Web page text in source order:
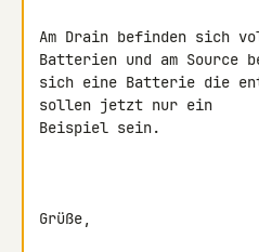
Am Drain befinden sich
Batterien und am Source
sich eine Batterie die
sollen jetzt nur ein
Beispiel sein.
Grüße,